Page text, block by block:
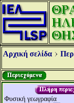
Αρχική σελίδα
Φυσική γεωγραφία